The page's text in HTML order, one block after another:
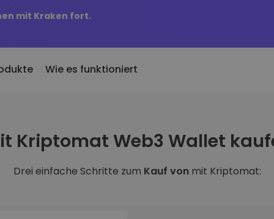
mit Kraken fort.
Kriptomat hinzugefügte
ich für 100 € gekauft
KriptoEarn
Verdienen Sie Prämien für Ihre
Tresor
Wie es funktioniert
Kriptomat Web3 Wallet
Drei einfache Schritte zum Kauf von mit Kriptomat: